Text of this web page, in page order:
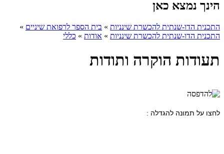
הינך נמצא כאן
התכנית הדו-שנתית להכשרת שינניות » בית הספר לרפואת שיניים »
התכנית הדו-שנתית להכשרת שינניות » אודות » כללי
תעודות הוקרה ותודות
לחצו על תמונה להגדלה :